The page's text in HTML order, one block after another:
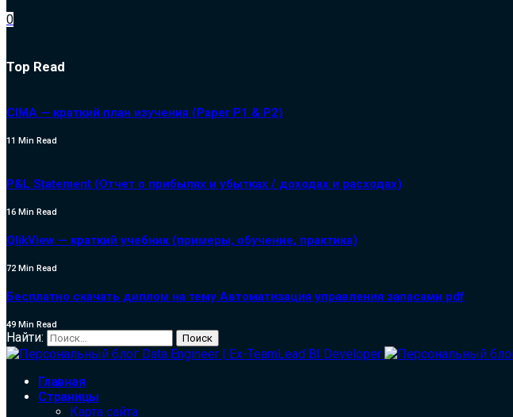
0
Top Read
CIMA — краткий план изучения (Paper P1 & P2)
11 Min Read
P&L Statement (Отчет о прибылях и убытках / доходах и расходах)
16 Min Read
QlikView — краткий учебник (примеры, обучение, практика)
72 Min Read
Бесплатно скачать диплом на тему Автоматизация управления запасами pdf
49 Min Read
Найти:
Главная
Страницы
Карта сайта